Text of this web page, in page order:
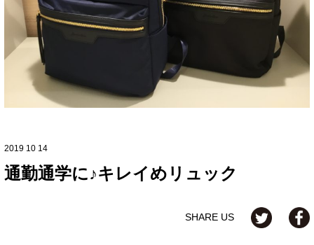
2019 10 14
通勤通学に♪キレイめリュック
SHARE US